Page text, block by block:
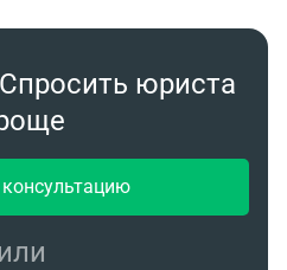
юриста
или